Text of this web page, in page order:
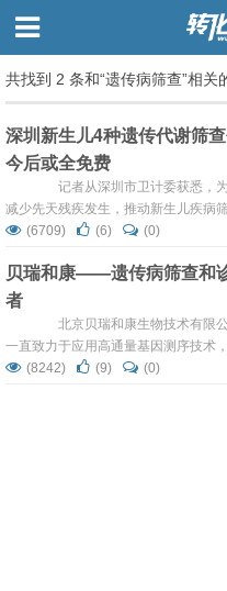
共找到 2 条和“遗传病筛查”相关
深圳新生儿4种遗传代谢筛
今后或全免费
记者从深圳市卫计委获悉，为
减少先天残疾发生，推动新生儿疾病
月18日起深圳市财政将对新生儿遗传
后，新生儿监护人个人只需负担
据介绍，目前深圳开展的代谢性疾病
状腺功能...
(6709) (6) (0)
贝瑞和康——遗传病筛查和
者
北京贝瑞和康生物技术有限公
一直致力于应用高通量基因测序技术
和诊断提供“无创式”整体解决方案。贝
(8242) (9) (0)